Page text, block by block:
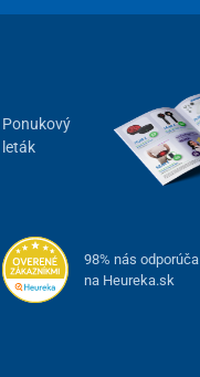
Ponukový
leták
98% nás odporúča
na Heureka.sk